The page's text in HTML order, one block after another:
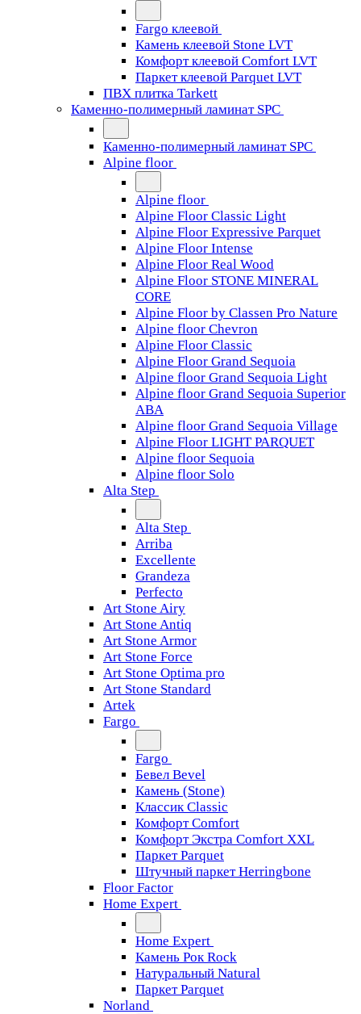
Fargo клеевой
Камень клеевой Stone LVT
Комфорт клеевой Comfort LVT
Паркет клеевой Parquet LVT
ПВХ плитка Tarkett
Каменно-полимерный ламинат SPC
Каменно-полимерный ламинат SPC
Alpine floor
Alpine floor
Alpine Floor Classic Light
Alpine Floor Expressive Parquet
Alpine Floor Intense
Alpine Floor Real Wood
Alpine Floor STONE MINERAL
CORE
Alpine Floor by Classen Pro Nature
Alpine floor Chevron
Alpine Floor Classic
Alpine Floor Grand Sequoia
Alpine floor Grand Sequoia Light
Alpine floor Grand Sequoia Superior
ABA
Alpine floor Grand Sequoia Village
Alpine Floor LIGHT PARQUET
Alpine floor Sequoia
Alpine floor Solo
Alta Step
Alta Step
Arriba
Excellente
Grandeza
Perfecto
Art Stone Airy
Art Stone Antiq
Art Stone Armor
Art Stone Force
Art Stone Optima pro
Art Stone Standard
Artek
Fargo
Fargo
Бевел Bevel
Камень (Stone)
Классик Classic
Комфорт Comfort
Комфорт Экстра Comfort XXL
Паркет Parquet
Штучный паркет Herringbone
Floor Factor
Home Expert
Home Expert
Камень Рок Rock
Натуральный Natural
Паркет Parquet
Norland